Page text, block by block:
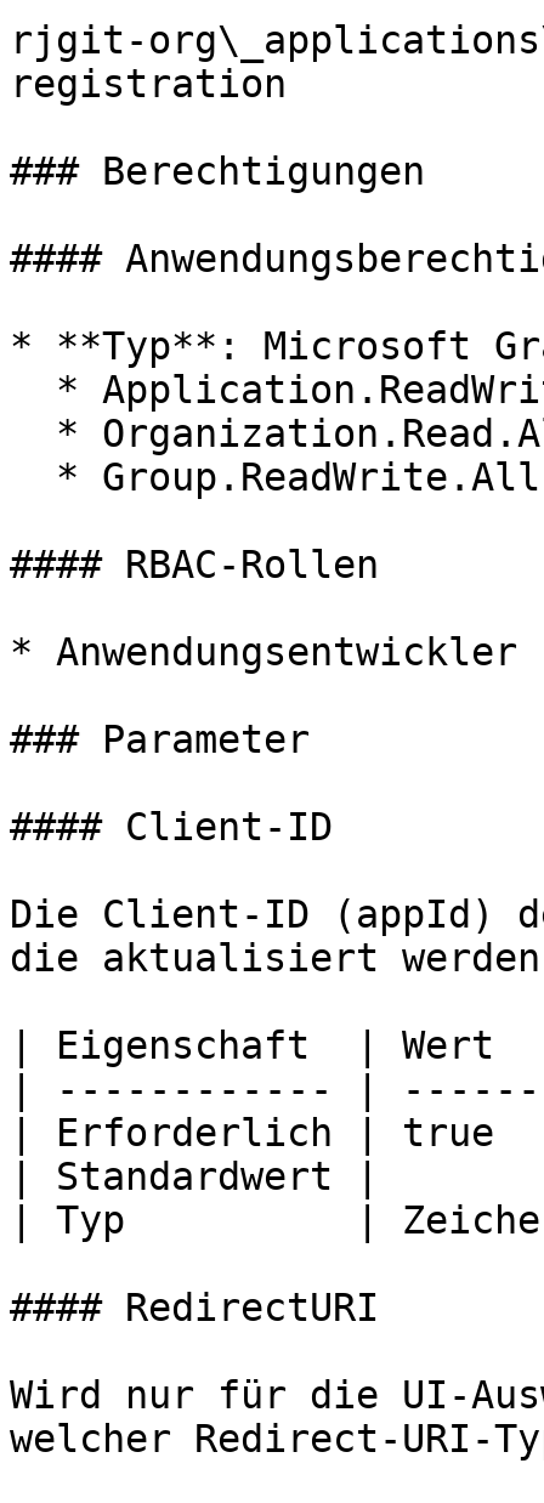
rjgit-
registration
### Berechtigungen
####
* **Typ**: Microsoft
#### RBAC-Rollen
* Anwendungsentwickler
### Parameter
#### Client-ID
Die Client-ID (appId)
die aktualisiert
| Eigenschaft  |
| ------------ |
| Erforderlich |
| Standardwert |
| Typ          |
#### RedirectURI
Wird nur für die UI-
welcher Redirect-URI-